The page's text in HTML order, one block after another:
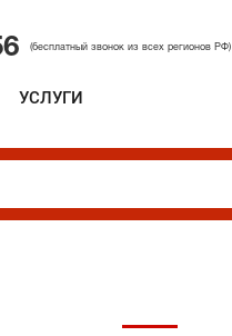
(бесплатный звонок из всех регионов РФ)
УСЛУГИ